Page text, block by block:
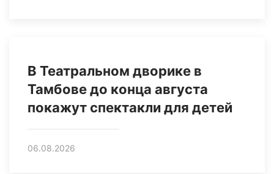
В Театральном дворике в
Тамбове до конца августа
покажут спектакли для детей
06.08.2026